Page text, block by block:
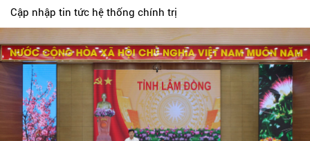
Cập nhập tin tức hệ thống chính trị